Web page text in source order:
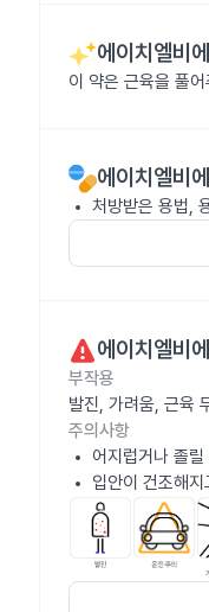
에이치엘비
이 약은 근육을 풀
에이치엘비
처방받은 용법,
에이치엘비
부작용
발진, 가려움, 근육
주의사항
어지럽거나 졸
입안이 건조해